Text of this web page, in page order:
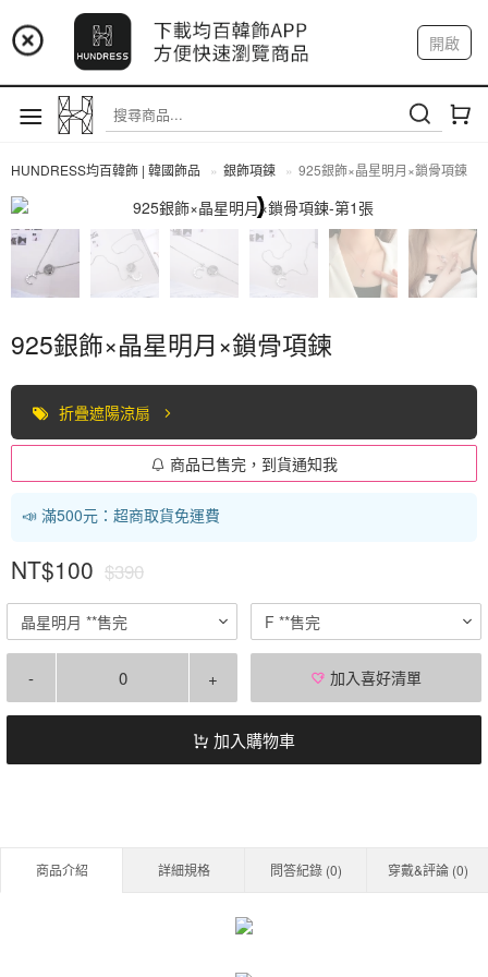
📢 市集預告：9/4-9/6 淡水捷運站
📢 市集預告：9/12-9/13 八里海巡基地
📢 市集預告：8/22-8/23 桃園青埔置地廣場
開啟
註冊 我的帳戶
HUNDRESS均百韓飾 | 韓國飾品 銀飾項鍊 925銀飾×晶星明月×鎖骨項鍊
全部商品
925銀飾×晶星明月×鎖骨項鍊
折疊遮陽涼扇
商品已售完，到貨通知我
📣 滿500元：超商取貨免運費
NT$100 $390
晶星明月 **售完 F **售完
- + 加入喜好清單
加入購物車
商品介紹 詳細規格 問答紀錄 (0) 穿戴&評論 (0)